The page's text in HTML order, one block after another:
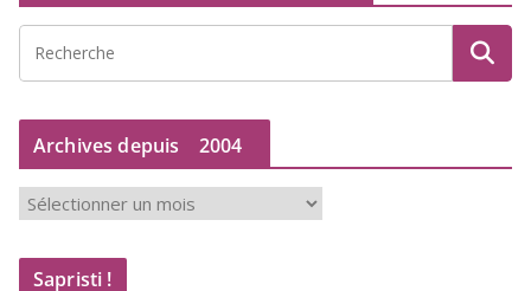
Archives depuis 2004
r
c
Sapristi !